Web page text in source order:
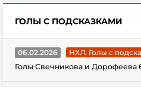
ГОЛЫ С ПОДСКАЗКАМИ
06.02.2026
НХЛ. Голы с
Голы Свечникова и Дорофеева